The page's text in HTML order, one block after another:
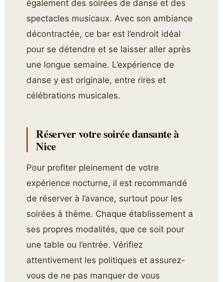
également des soirées de danse et des
spectacles musicaux. Avec son ambiance
décontractée, ce bar est l’endroit idéal
pour se détendre et se laisser aller après
une longue semaine. L’expérience de
danse y est originale, entre rires et
célébrations musicales.
Réserver votre soirée dansante à
Nice
Pour profiter pleinement de votre
expérience nocturne, il est recommandé
de réserver à l’avance, surtout pour les
soirées à thème. Chaque établissement a
ses propres modalités, que ce soit pour
une table ou l’entrée. Vérifiez
attentivement les politiques et assurez-
vous de ne pas manquer de vous